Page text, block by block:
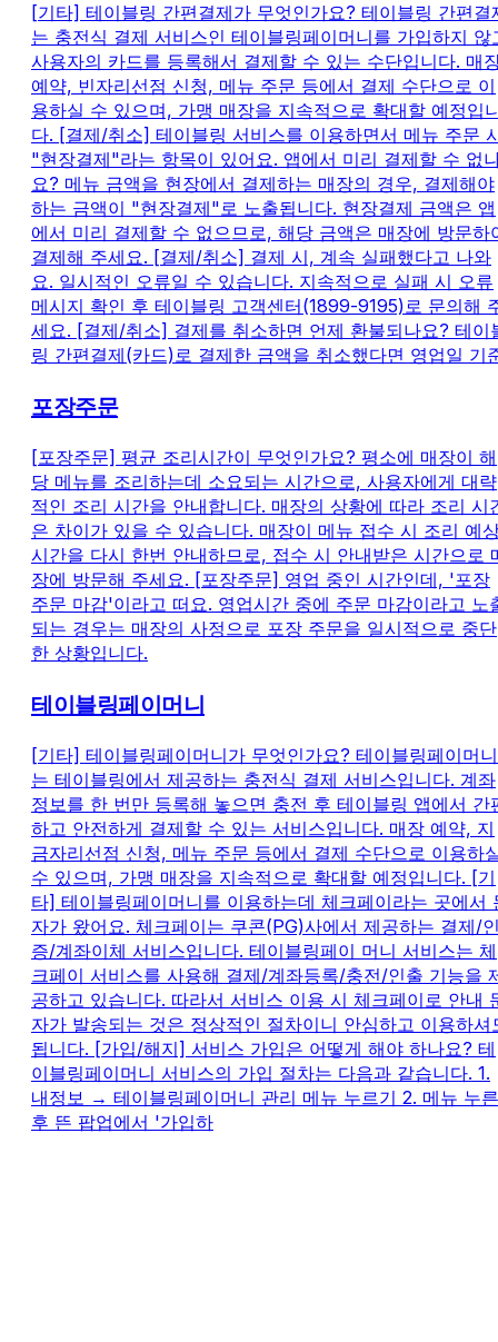
[기타] 테이블링 간편결제가 무엇인가요? 테이블링 간편결
는 충전식 결제 서비스인 테이블링페이머니를 가입하지 않
사용자의 카드를 등록해서 결제할 수 있는 수단입니다. 매
예약, 빈자리선점 신청, 메뉴 주문 등에서 결제 수단으로 이
용하실 수 있으며, 가맹 매장을 지속적으로 확대할 예정입
다. [결제/취소] 테이블링 서비스를 이용하면서 메뉴 주문
"현장결제"라는 항목이 있어요. 앱에서 미리 결제할 수 없
요? 메뉴 금액을 현장에서 결제하는 매장의 경우, 결제해야
하는 금액이 "현장결제"로 노출됩니다. 현장결제 금액은 앱
에서 미리 결제할 수 없으므로, 해당 금액은 매장에 방문하
결제해 주세요. [결제/취소] 결제 시, 계속 실패했다고 나와
요. 일시적인 오류일 수 있습니다. 지속적으로 실패 시 오류
메시지 확인 후 테이블링 고객센터(1899-9195)로 문의해
세요. [결제/취소] 결제를 취소하면 언제 환불되나요? 테이
링 간편결제(카드)로 결제한 금액을 취소했다면 영업일 기
포장주문
[포장주문] 평균 조리시간이 무엇인가요? 평소에 매장이 해
당 메뉴를 조리하는데 소요되는 시간으로, 사용자에게 대략
적인 조리 시간을 안내합니다. 매장의 상황에 따라 조리 시
은 차이가 있을 수 있습니다. 매장이 메뉴 접수 시 조리 예
시간을 다시 한번 안내하므로, 접수 시 안내받은 시간으로
장에 방문해 주세요. [포장주문] 영업 중인 시간인데, '포장
주문 마감'이라고 떠요. 영업시간 중에 주문 마감이라고 노
되는 경우는 매장의 사정으로 포장 주문을 일시적으로 중단
한 상황입니다.
테이블링페이머니
[기타] 테이블링페이머니가 무엇인가요? 테이블링페이머니
는 테이블링에서 제공하는 충전식 결제 서비스입니다. 계좌
정보를 한 번만 등록해 놓으면 충전 후 테이블링 앱에서 간
하고 안전하게 결제할 수 있는 서비스입니다. 매장 예약, 지
금자리선점 신청, 메뉴 주문 등에서 결제 수단으로 이용하
수 있으며, 가맹 매장을 지속적으로 확대할 예정입니다. [기
타] 테이블링페이머니를 이용하는데 체크페이라는 곳에서
자가 왔어요. 체크페이는 쿠콘(PG)사에서 제공하는 결제/
증/계좌이체 서비스입니다. 테이블링페이 머니 서비스는 체
크페이 서비스를 사용해 결제/계좌등록/충전/인출 기능을
공하고 있습니다. 따라서 서비스 이용 시 체크페이로 안내
자가 발송되는 것은 정상적인 절차이니 안심하고 이용하셔
됩니다. [가입/해지] 서비스 가입은 어떻게 해야 하나요? 테
이블링페이머니 서비스의 가입 절차는 다음과 같습니다. 1.
내정보 → 테이블링페이머니 관리 메뉴 누르기 2. 메뉴 누른
후 뜬 팝업에서 '가입하